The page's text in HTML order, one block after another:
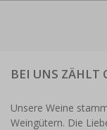
BEI UNS ZÄHLT
Unsere Weine
Weingütern. Die